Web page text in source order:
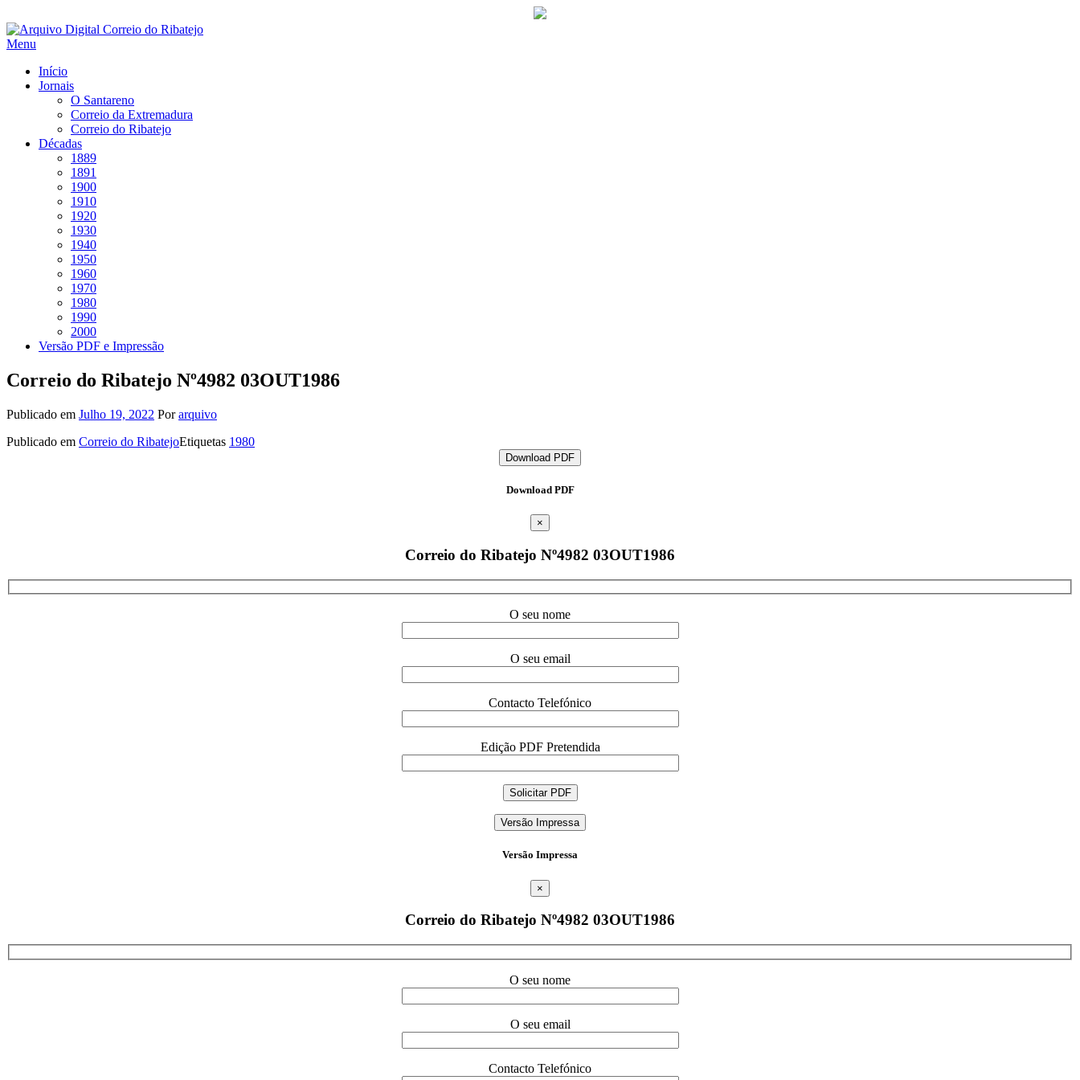
Saltar
para
Menu
Início
Jornais
O Santareno
Correio da Extremadura
Correio do Ribatejo
Décadas
1889
1891
1900
1910
1920
1930
1940
1950
1960
1970
1980
1990
2000
Versão PDF e Impressão
Correio do Ribatejo Nº4982 03OUT1986
Publicado em Julho 19, 2022 Porarquivo
Publicado em Correio do RibatejoEtiquetas 1980
Download PDF
Download PDF
×
Correio do Ribatejo Nº4982 03OUT1986
O seu nome
O seu email
Contacto Telefónico
Edição PDF Pretendida
Versão Impressa
Versão Impressa
×
Correio do Ribatejo Nº4982 03OUT1986
O seu nome
O seu email
Contacto Telefónico